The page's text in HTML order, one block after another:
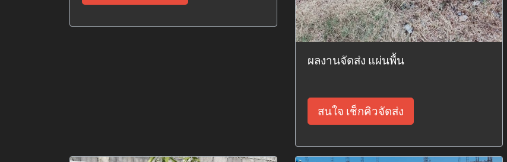
ผลงานจัดส่ง แผ่นพื้น
สนใจ เช็กคิวจัดส่ง